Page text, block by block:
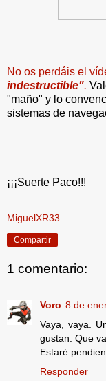
No os perdáis el
indestructible".
"maño" y lo
sistemas de
¡¡¡Suerte Paco!!!
MiguelXR33
Compartir
1 comentario:
Voro 8 de
Vaya, vaya.
gustan. Que
Estaré
Responder